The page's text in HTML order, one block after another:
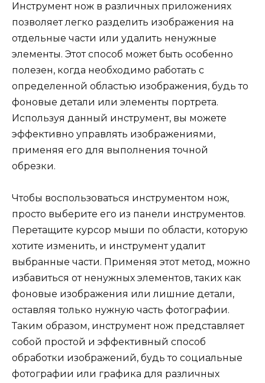
Инструмент нож в различных приложениях
позволяет легко разделить изображения на
отдельные части или удалить ненужные
элементы. Этот способ может быть особенно
полезен, когда необходимо работать с
определенной областью изображения, будь то
фоновые детали или элементы портрета.
Используя данный инструмент, вы можете
эффективно управлять изображениями,
применяя его для выполнения точной
обрезки.
Чтобы воспользоваться инструментом нож,
просто выберите его из панели инструментов.
Перетащите курсор мыши по области, которую
хотите изменить, и инструмент удалит
выбранные части. Применяя этот метод, можно
избавиться от ненужных элементов, таких как
фоновые изображения или лишние детали,
оставляя только нужную часть фотографии.
Таким образом, инструмент нож представляет
собой простой и эффективный способ
обработки изображений, будь то социальные
фотографии или графика для различных